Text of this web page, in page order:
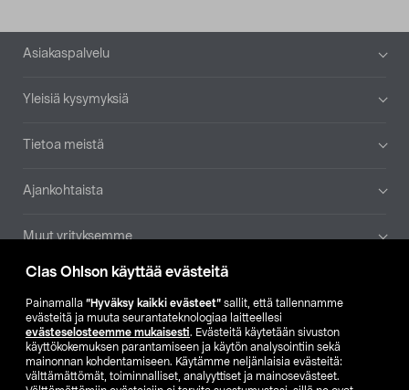
Clas Ohlson käyttää evästeitä
Painamalla ”Hyväksy kaikki evästeet” sallit, että tallennamme
evästeitä ja muuta seurantateknologiaa laitteellesi
evästeselosteemme mukaisesti. Evästeitä käytetään sivuston
käyttökokemuksen parantamiseen ja käytön analysointiin sekä
mainonnan kohdentamiseen. Käytämme neljänlaisia evästeitä:
välttämättömät, toiminnalliset, analyyttiset ja mainosevästeet.
Alatunniste
Asiakaspalvelu
Yleisiä kysymyksiä
Tietoa meistä
Ajankohtaista
Muut yrityksemme
Etsi myymälä
SE NO FI
FI SV